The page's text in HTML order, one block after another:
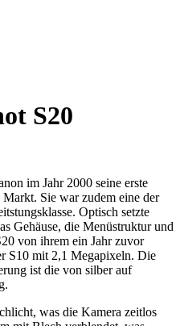
S20
im Jahr 2000 seine erste
Sie war zudem eine der
Optisch setzte
Gehäuse, die Menüstruktur und
von ihrem ein Jahr zuvor
S10 mit 2,1 Megapixeln. Die
ist die von silber auf
was die Kamera zeitlos